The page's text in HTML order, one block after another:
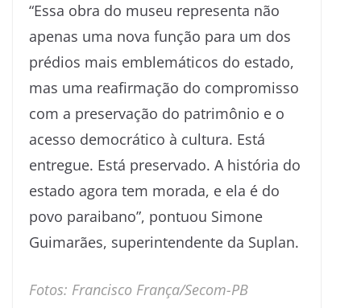
“Essa obra do museu representa não
apenas uma nova função para um dos
prédios mais emblemáticos do estado,
mas uma reafirmação do compromisso
com a preservação do patrimônio e o
acesso democrático à cultura. Está
entregue. Está preservado. A história do
estado agora tem morada, e ela é do
povo paraibano”, pontuou Simone
Guimarães, superintendente da Suplan.
Fotos: Francisco França/Secom-PB